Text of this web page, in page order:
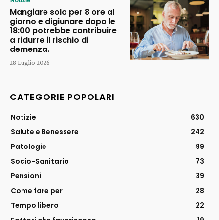
Mangiare solo per 8 ore al
giorno e digiunare dopo le
18:00 potrebbe contribuire
a ridurre il rischio di
demenza.
28 Luglio 2026
CATEGORIE POPOLARI
Notizie
630
Salute e Benessere
242
Patologie
99
Socio-Sanitario
73
Pensioni
39
Come fare per
28
Tempo libero
22